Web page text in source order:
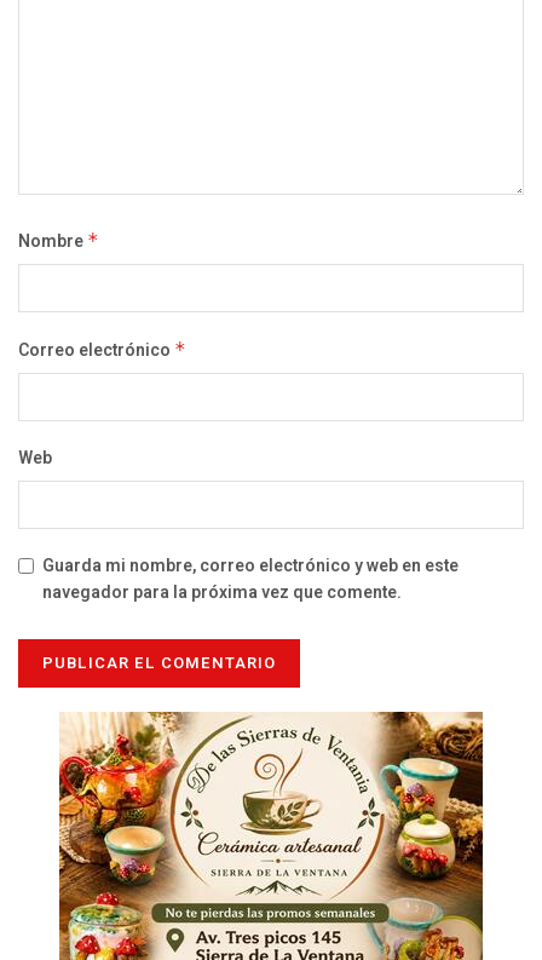
Nombre *
Correo electrónico *
Web
Guarda mi nombre, correo electrónico y web en este
navegador para la próxima vez que comente.